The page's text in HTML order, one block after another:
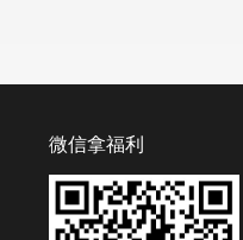
微信拿福利